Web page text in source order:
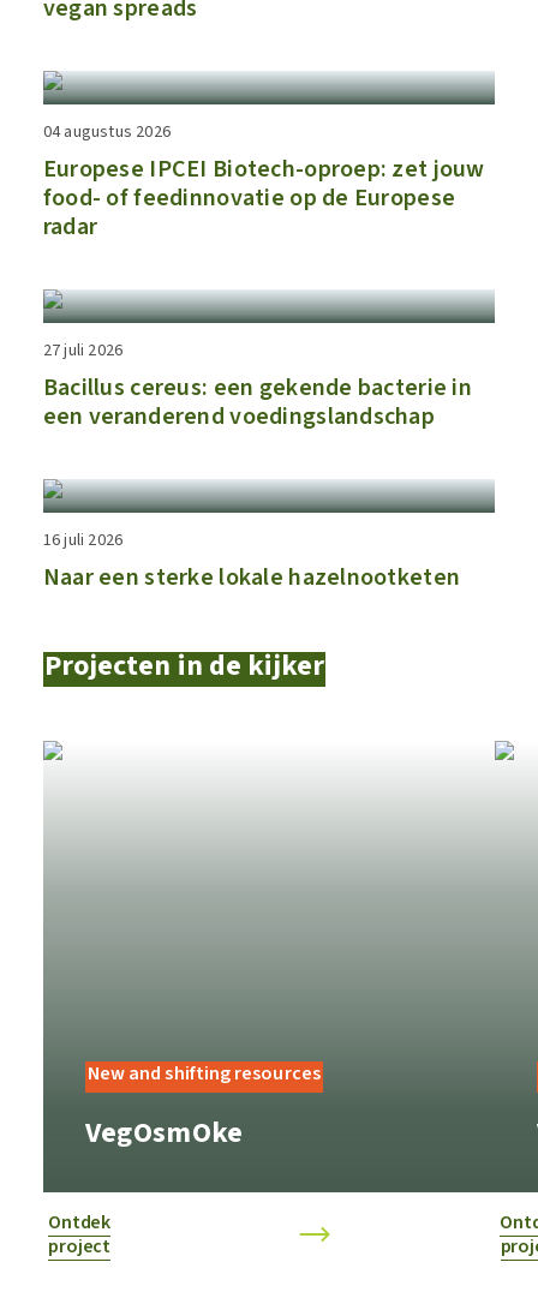
vegan spreads
04 augustus 2026
​​Europese IPCEI Biotech-oproep: zet jouw
food- of feedinnovatie op de Europese
radar​
27 juli 2026
Bacillus cereus: een gekende bacterie in
een veranderend voedingslandschap
16 juli 2026
Naar een sterke lokale hazelnootketen
Projecten in de kijker
New and shifting resources
VegOsmOke
Ontdek
project